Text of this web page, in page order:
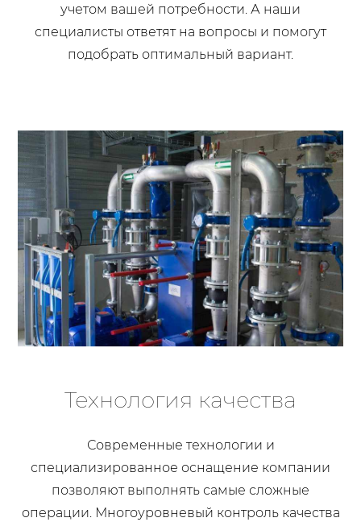
учетом вашей потребности. А наши
специалисты ответят на вопросы и помогут
подобрать оптимальный вариант.
Технология качества
Современные технологии и
специализированное оснащение компании
позволяют выполнять самые сложные
операции. Многоуровневый контроль качества